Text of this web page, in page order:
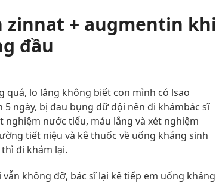
zinnat + augmentin khi
đầu
quá, lo lắng không biết con mình có lsao
ngày, bị đau bụng dữ dội nên đi khámbác sĩ
nghiệm nước tiểu, máu lắng và xét nghiệm
tiết niệu và kê thuốc về uống kháng sinh
đi khám lại.
không đỡ, bác sĩ lại kê tiếp em uống kháng